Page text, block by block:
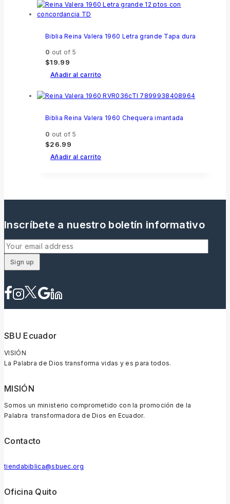
Biblia Reina Valera 1960 Letra grande Tapa dura
0 out of 5
$19.99
Añadir al carrito
Biblia Reina Valera 1960 Chequera imantada
0 out of 5
$26.99
Añadir al carrito
Inscríbete a nuestro boletín informativo
SBU Ecuador
VISIÓN
La Palabra de Dios transforma vidas y es para todos.
MISIÓN
Somos un ministerio comprometido con la promoción de la
Palabra transformadora de Dios en Ecuador.
Contacto
tiendabiblica@sbuec.org
Oficina Quito